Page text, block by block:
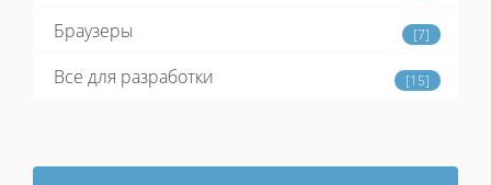
Браузеры [7]
Все для разработки [15]